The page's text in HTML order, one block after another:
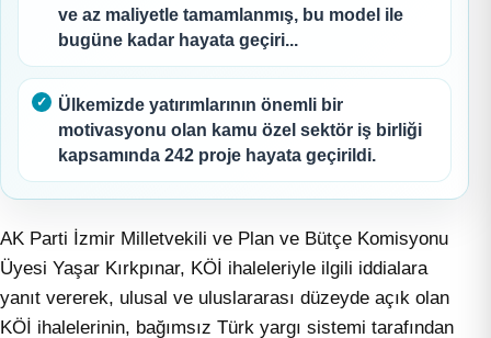
ve az maliyetle tamamlanmış, bu model ile
bugüne kadar hayata geçiri...
Ülkemizde yatırımlarının önemli bir
motivasyonu olan kamu özel sektör iş birliği
kapsamında 242 proje hayata geçirildi.
AK Parti İzmir Milletvekili ve Plan ve Bütçe Komisyonu
Üyesi Yaşar Kırkpınar, KÖİ ihaleleriyle ilgili iddialara
yanıt vererek, ulusal ve uluslararası düzeyde açık olan
KÖİ ihalelerinin, bağımsız Türk yargı sistemi tarafından